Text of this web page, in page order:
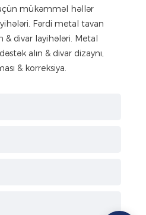
mükəmməl həllər
Fərdi metal tavan
divar layihələri. Metal
alın & divar dizaynı,
& korreksiya.